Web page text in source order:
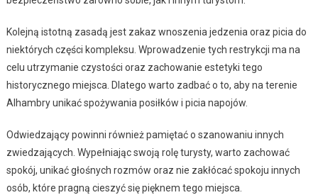
Kolejną istotną zasadą jest zakaz wnoszenia jedzenia oraz picia do
niektórych części kompleksu. Wprowadzenie tych restrykcji ma na
celu utrzymanie czystości oraz zachowanie estetyki tego
historycznego miejsca. Dlatego warto zadbać o to, aby na terenie
Alhambry unikać spożywania posiłków i picia napojów.
Odwiedzający powinni również pamiętać o szanowaniu innych
zwiedzających. Wypełniając swoją rolę turysty, warto zachować
spokój, unikać głośnych rozmów oraz nie zakłócać spokoju innych
osób, które pragną cieszyć się pięknem tego miejsca.